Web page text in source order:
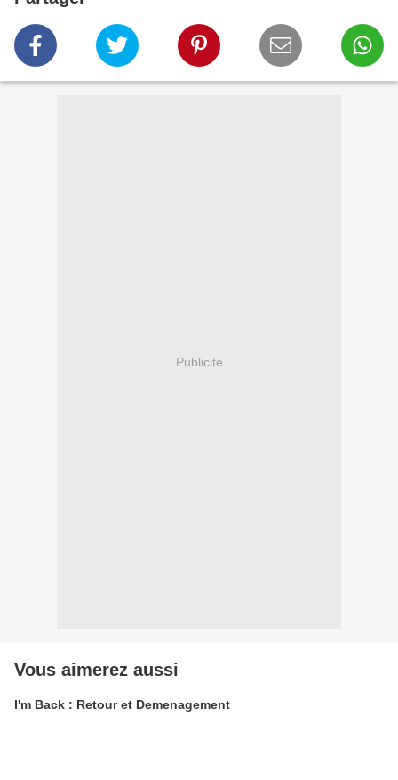
Publicité
Vous aimerez aussi
I'm Back : Retour et Demenagement